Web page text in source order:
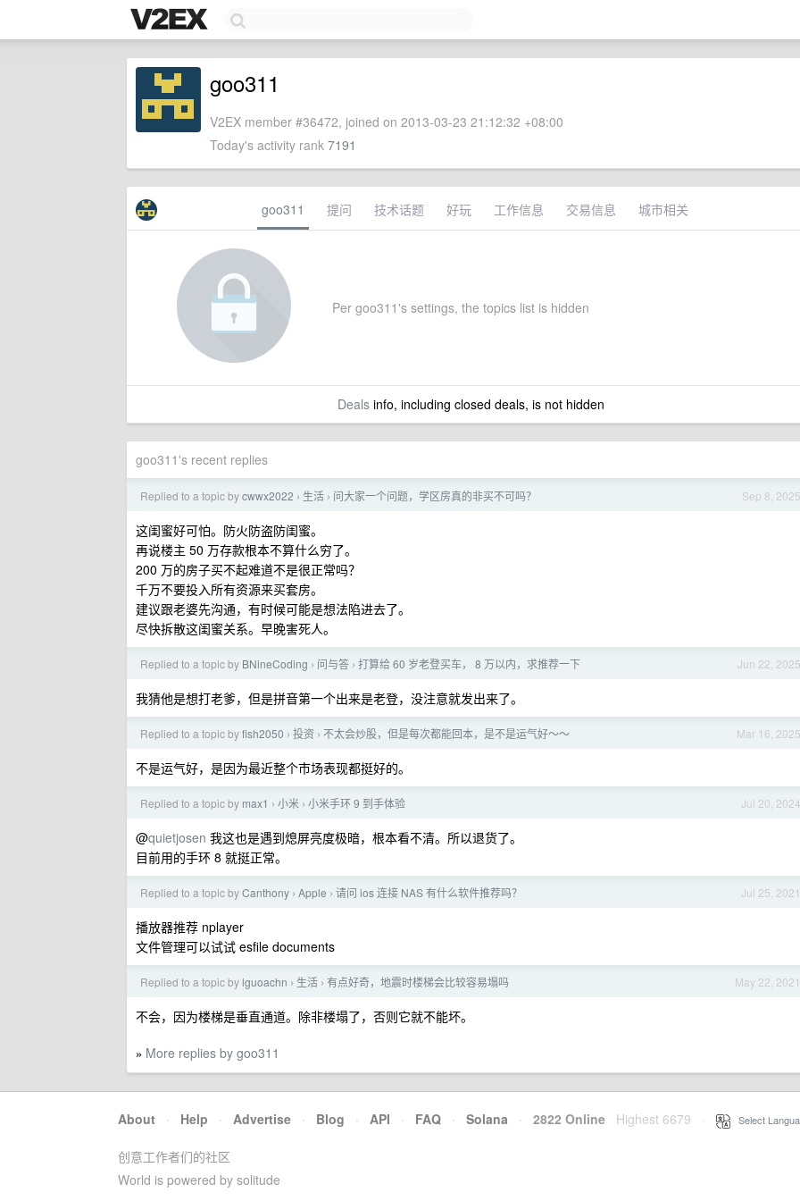
goo311
V2EX member #36472, joined on 2013-03-23 21:12:32 +08:00
Today's activity rank 7191
goo311 提问 技术话题 好玩 工作信息 交易信息 城市相关
Per goo311's settings, the topics list is hidden
Dealsinfo, including closed deals, is not hidden
goo311's recent replies
Sep 8, 2025
Replied to a topic bycwwx2022 › 生活 › 问大家一个问题，学区房真的非买不可吗？
这闺蜜好可怕。防火防盗防闺蜜。
再说楼主 50 万存款根本不算什么穷了。
200 万的房子买不起难道不是很正常吗？
千万不要投入所有资源来买套房。
建议跟老婆先沟通，有时候可能是想法陷进去了。
尽快拆散这闺蜜关系。早晚害死人。
Jun 22, 2025
Replied to a topic by BNineCoding › 问与答 › 打算给 60 岁老登买车， 8 万以内，求推荐一下
我猜他是想打老爹，但是拼音第一个出来是老登，没注意就发出来了。
Mar 16, 2025
Replied to a topic byfish2050 › 投资 › 不太会炒股，但是每次都能回本，是不是运气好～～
不是运气好，是因为最近整个市场表现都挺好的。
Jul 20, 2024
Replied to a topic by max1 › 小米 › 小米手环 9 到手体验
@quietjosen 我这也是遇到熄屏亮度极暗，根本看不清。所以退货了。
目前用的手环 8 就挺正常。
Jul 25, 2021
Replied to a topic byCanthony › Apple › 请问 ios 连接 NAS 有什么软件推荐吗？
播放器推荐 nplayer
文件管理可以试试 esfile documents
May 22, 2021
Replied to a topic by lguoachn › 生活 › 有点好奇，地震时楼梯会比较容易塌吗
不会，因为楼梯是垂直通道。除非楼塌了，否则它就不能坏。
» More replies by goo311
About · Help · Advertise · Blog · API · FAQ · Solana · 2822 Online Highest 6679 Select
创意工作者们的社区
World is powered by solitude